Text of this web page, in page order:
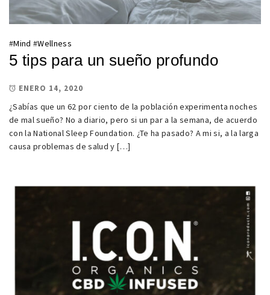
#Mind #Wellness
5 tips para un sueño profundo
ENERO 14, 2020
¿Sabías que un 62 por ciento de la población experimenta noches
de mal sueño? No a diario, pero si un par a la semana, de acuerdo
con la National Sleep Foundation. ¿Te ha pasado? A mi si, a la larga
causa problemas de salud y […]